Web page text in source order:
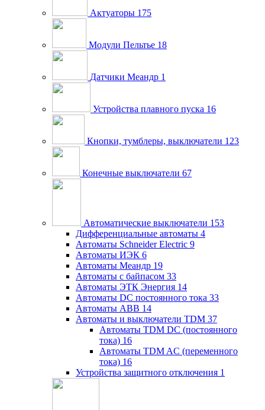
Актуаторы 175
Модули Пельтье 18
Датчики Меандр 1
Устройства плавного пуска 16
Кнопки, тумблеры, выключатели 123
Конечные выключатели 67
Автоматические выключатели 153
Дифференциальные автоматы 4
Автоматы Schneider Electric 9
Автоматы ИЭК 6
Автоматы Меандр 19
Автоматы с байпасом 33
Автоматы ЭТК Энергия 14
Автоматы DC постоянного тока 33
Автоматы ABB 14
Автоматы и выключатели TDM 37
Автоматы TDM DC (постоянного
тока) 16
Автоматы TDM AC (переменного
тока) 16
Устройства защитного отключения 1